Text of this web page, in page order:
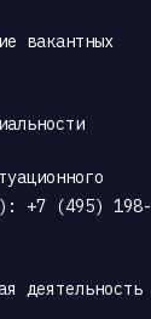
вакантных
+7 (495) 198-
деятельность